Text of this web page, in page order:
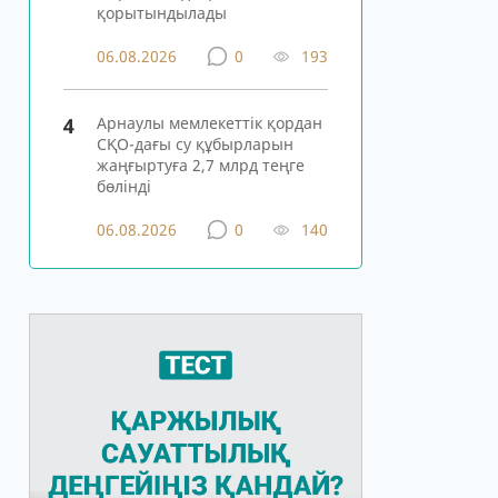
қорытындылады
06.08.2026 0 193
4
Арнаулы мемлекеттік қордан
СҚО-дағы су құбырларын
жаңғыртуға 2,7 млрд теңге
бөлінді
06.08.2026 0 140